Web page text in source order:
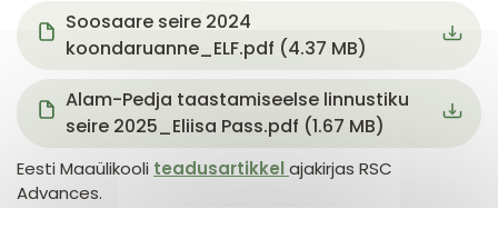
Document
Soosaare seire 2024
koondaruanne_ELF.pdf (4.37 MB)
DocumentAlam-Pedja taastamiseelse linnustiku
seire 2025_Eliisa Pass.pdf (1.67 MB)
Eesti Maaülikooli teadusartikkel ajakirjas RSC
Advances.